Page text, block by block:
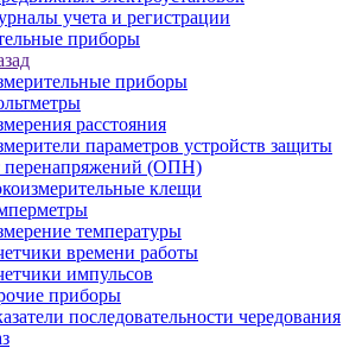
учета и регистрации
приборы
приборы
расстояния
параметров устройств защиты
перенапряжений (ОПН)
клещи
температуры
времени работы
импульсов
приборы
последовательности чередования